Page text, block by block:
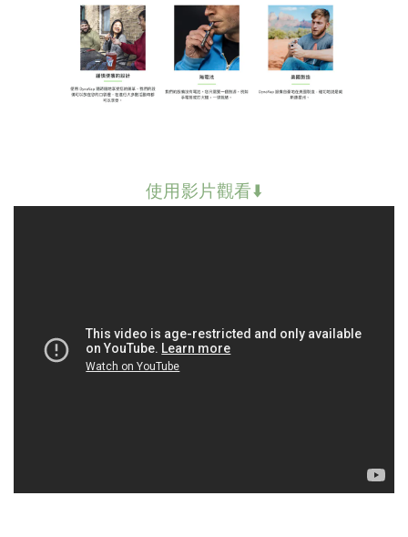
使用影片觀看⬇️